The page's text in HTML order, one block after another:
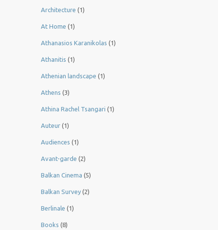
Architecture (1)
At Home (1)
Athanasios Karanikolas (1)
Athanitis (1)
Athenian landscape (1)
Athens (3)
Athina Rachel Tsangari (1)
Auteur (1)
Audiences (1)
Avant-garde (2)
Balkan Cinema (5)
Balkan Survey (2)
Berlinale (1)
Books (8)